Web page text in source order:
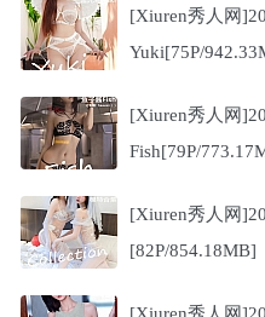
[Xiuren秀人网
Yuki[75P/
[Xiuren秀人网
Fish[79P/
[Xiuren秀人网
[82P/854.18MB]
[Xiuren秀人网